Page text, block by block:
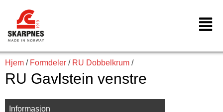
innholdet
Hjem / Formdeler / RU Dobbelkrum /
RU Gavlstein venstre
Informasjon